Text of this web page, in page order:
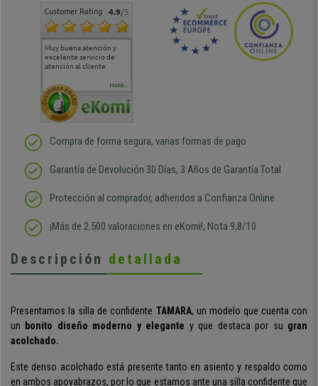
Customer Rating 4.9/5
Muy buena atención y
excelente servicio de
atención al cliente
Muy buena atención de
cara al asesoramiento
Si estoy contento
MORE...
Compra de forma segura, varias formas de pago
Garantía de Devolución 30 Días, 3 Años de Garantía Total
Protección al comprador, adheridos a Confianza Online
¡Más de 2.500 valoraciones en eKomi!, Nota 9,8/10
Descripción detallada
Presentamos la silla de confidente TAMARA, un modelo que cuenta con
un
bonito diseño moderno y elegante y que destaca por su gran
acolchado.
Este denso acolchado está presente tanto en asiento y respaldo como
en ambos apoyabrazos, por lo que estamos ante una silla confidente que